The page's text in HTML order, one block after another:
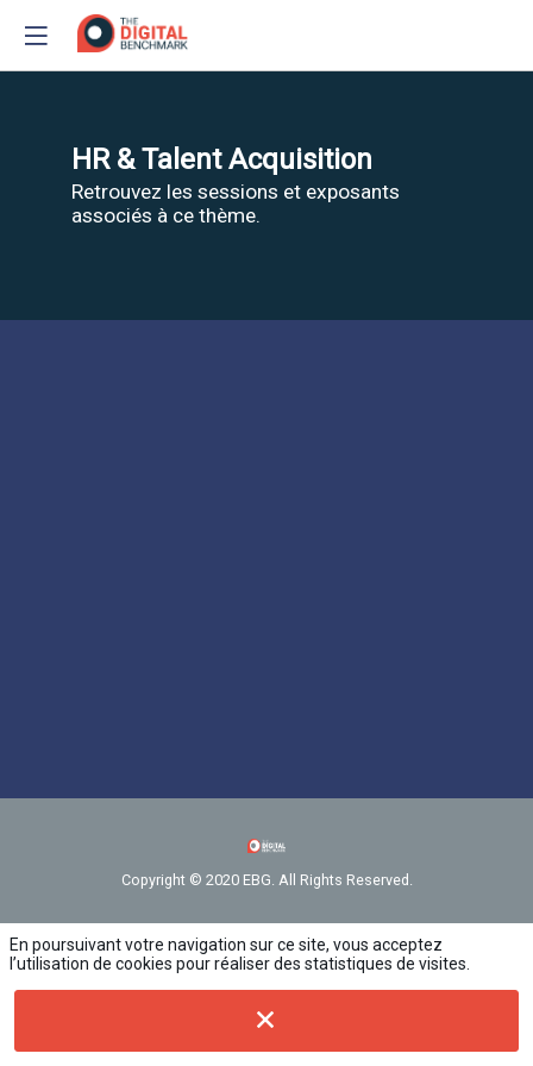
HR & Talent Acquisition
Retrouvez les sessions et exposants
associés à ce thème.
Copyright © 2020 EBG. All Rights Reserved.
En poursuivant votre navigation sur ce site, vous acceptez
l’utilisation de cookies pour réaliser des statistiques de visites.